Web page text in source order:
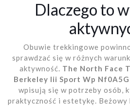
Dlaczego to
Obuwie trekkingowe
sprawdzać się w różnych
aktywność. The North Face
Berkeley Iii Sport Wp
wpisują się w potrzeby osób,
praktyczność i estetykę.